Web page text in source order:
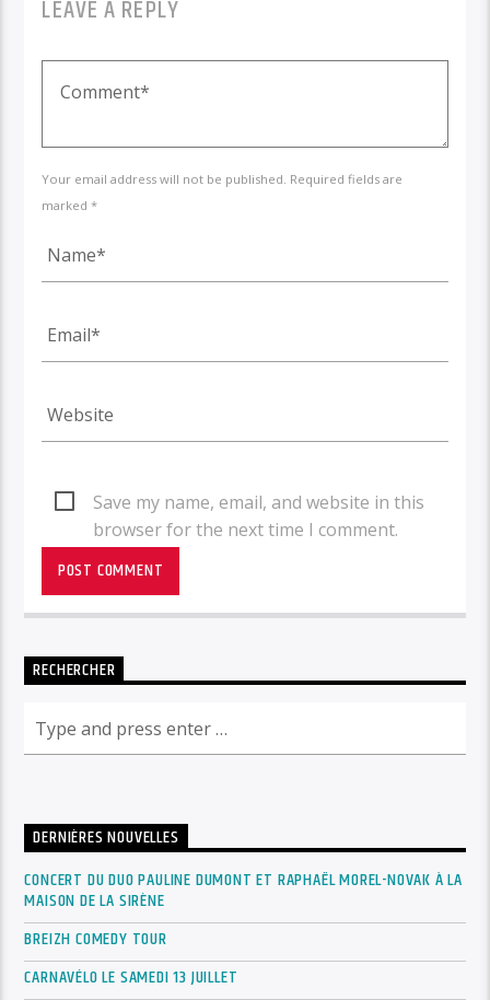
LEAVE A REPLY
Your email address will not be published. Required fields are
marked *
Save my name, email, and website in this
browser for the next time I comment.
RECHERCHER
DERNIÈRES NOUVELLES
CONCERT DU DUO PAULINE DUMONT ET RAPHAËL MOREL-NOVAK À LA
MAISON DE LA SIRÈNE
BREIZH COMEDY TOUR
CARNAVÉLO LE SAMEDI 13 JUILLET